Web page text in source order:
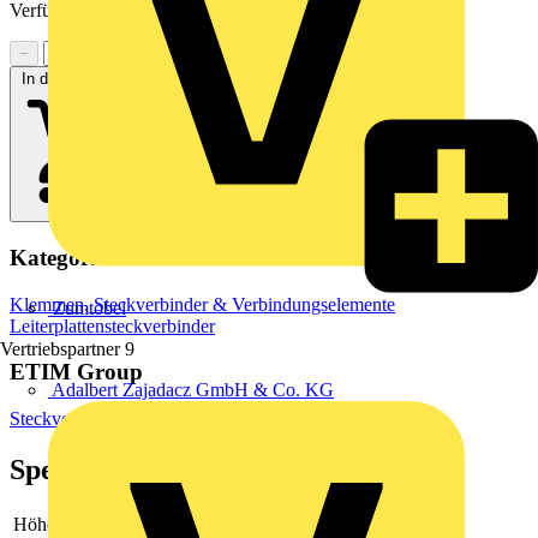
Zumtobel
Vertriebspartner 9
Adalbert Zajadacz GmbH & Co. KG
Verfügbarkeit zu prüfen
−
In den Warenkorb
Kategorien
Klemmen, Steckverbinder & Verbindungselemente
Leiterplattensteckverbinder
ETIM Group
Steckverbinder
Spezifikationen
Höhe